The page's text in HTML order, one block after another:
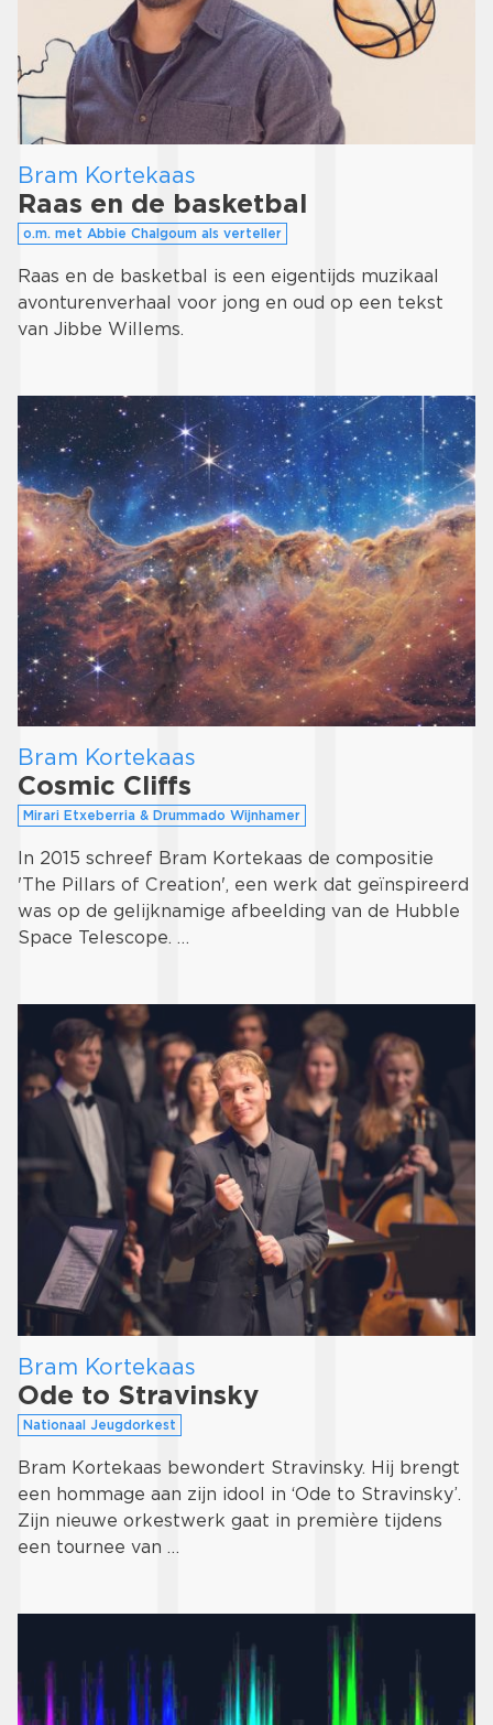
Bram Kortekaas
Raas en de basketbal
o.m. met Abbie Chalgoum als verteller
Raas en de basketbal is een eigentijds muzikaal
avonturenverhaal voor jong en oud op een tekst
van Jibbe Willems.
Bram Kortekaas
Cosmic Cliffs
Mirari Etxeberria & Drummado Wijnhamer
In 2015 schreef Bram Kortekaas de compositie
'The Pillars of Creation', een werk dat geïnspireerd
was op de gelijknamige afbeelding van de Hubble
Space Telescope. …
Bram Kortekaas
Ode to Stravinsky
Nationaal Jeugdorkest
Bram Kortekaas bewondert Stravinsky. Hij brengt
een hommage aan zijn idool in ‘Ode to Stravinsky’.
Zijn nieuwe orkestwerk gaat in première tijdens
een tournee van …